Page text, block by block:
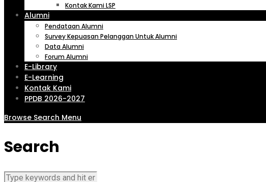
Kontak Kami LSP
Alumni
Pendataan Alumni
Survey Kepuasan Pelanggan Untuk Alumni
Data Alumni
Forum Alumni
E-Library
E-Learning
Kontak Kami
PPDB 2026-2027
Browse Search Menu
Search